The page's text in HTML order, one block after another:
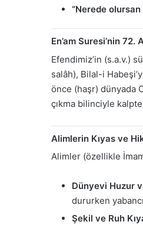
“Nerede
En’am Suresi’nin
Efendimiz’in (s.a.v.)
salâh), Bilal-i
önce (haşr) dünyada
çıkma bilinciyle
Alimlerin Kıyas ve
Alimler (özellikle
Dünyevi Huzur
dururken
Şekil ve Ruh